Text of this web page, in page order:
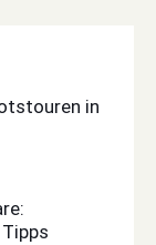
in